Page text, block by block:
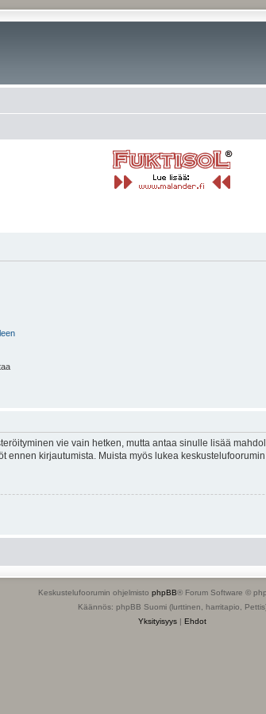
vie vain hetken, mutta antaa sinulle lisää
ennen kirjautumista. Muista myös lukea
Keskustelufoorumin ohjelmisto phpBB® Forum Software ©
Käännös: phpBB Suomi (lurttinen, harritapio,
Yksityisyys | Ehdot